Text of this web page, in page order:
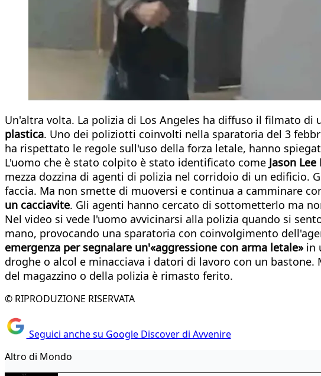
Un'altra volta. La polizia di Los Angeles ha diffuso il filmato di
plastica. Uno dei poliziotti coinvolti nella sparatoria del 3
ha rispettato le regole sull'uso della forza letale, hanno
L'uomo che è stato colpito è stato identificato come Jason
mezza dozzina di agenti di polizia nel corridoio di un edificio.
faccia. Ma non smette di muoversi e continua a camminare
un cacciavite. Gli agenti hanno cercato di sottometterlo ma
Nel video si vede l'uomo avvicinarsi alla polizia quando si
mano, provocando una sparatoria con coinvolgimento
emergenza per segnalare un'«aggressione con arma letale» in
droghe o alcol e minacciava i datori di lavoro con un
del magazzino o della polizia è rimasto ferito.
© RIPRODUZIONE RISERVATA
Seguici anche su Google Discover di Avvenire
Altro di Mondo